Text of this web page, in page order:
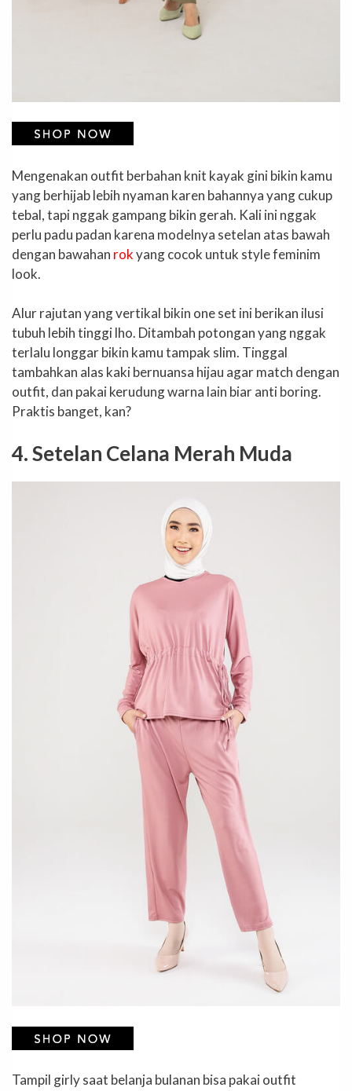
Mengenakan outfit berbahan knit kayak gini bikin kamu
yang berhijab lebih nyaman karen bahannya yang cukup
tebal, tapi nggak gampang bikin gerah. Kali ini nggak
perlu padu padan karena modelnya setelan atas bawah
dengan bawahan rokyang cocok untuk style feminim
look.
Alur rajutan yang vertikal bikin one set ini berikan ilusi
tubuh lebih tinggi lho. Ditambah potongan yang nggak
terlalu longgar bikin kamu tampak slim. Tinggal
tambahkan alas kaki bernuansa hijau agar match dengan
outfit, dan pakai kerudung warna lain biar anti boring.
Praktis banget, kan?
4. Setelan Celana Merah Muda
Tampil girly saat belanja bulanan bisa pakai outfit